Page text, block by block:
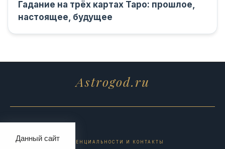
Данный сайт
Гадание на трёх картах Таро: прошлое,
настоящее, будущее
Astrogod.ru
ПОЛИТИКА КОНФИДЕНЦИАЛЬНОСТИ И КОНТАКТЫ